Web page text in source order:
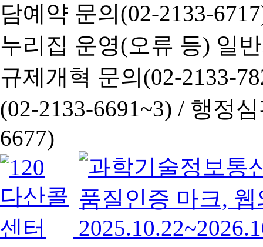
담예약 문의(02-2133-
누리집 운영(오류 등) 일
규제개혁 문의(02-2133-
(02-2133-6691~3) / 행정심
6677)